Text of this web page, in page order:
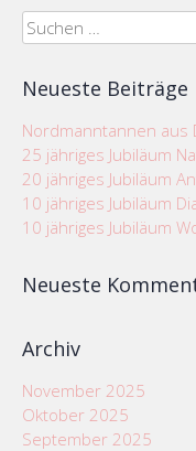
Suchen
nach:
Neueste Beiträge
Nordmanntannen aus
25 jähriges Jubiläum
20 jähriges Jubiläum
10 jähriges Jubiläum
10 jähriges Jubiläum
Neueste
Archiv
November 2025
Oktober 2025
September 2025